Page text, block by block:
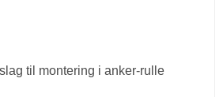
til montering i anker-rulle